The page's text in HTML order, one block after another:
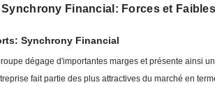
Synchrony Financial: Forces et
Synchrony Financial
dégage d'importantes marges et présente ainsi
fait partie des plus attractives du marché en